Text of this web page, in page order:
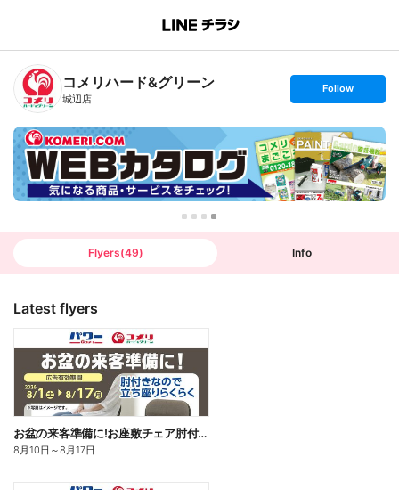
B
n
T
コメリハード&グリーン
城辺店
s
t
o
l
l
o
w
Follow
Flyers(49) Info
Latest flyers
お盆の来客準備に!お座敷チェア肘付き バラク
8月10日 ～8月17日